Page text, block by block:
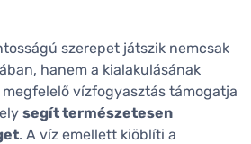
szerepet játszik nemcsak
hanem a kialakulásának
megfelelő vízfogyasztás támogatja
segít természetesen
. A víz emellett kiöblíti a